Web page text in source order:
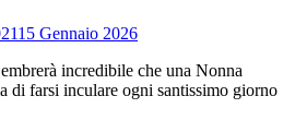
15 Gennaio 2026
incredibile che una Nonna
di farsi inculare ogni santissimo giorno